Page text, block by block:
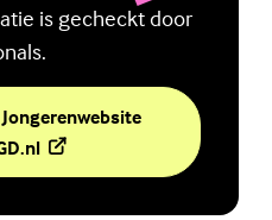
is gecheckt door
(Externe link)